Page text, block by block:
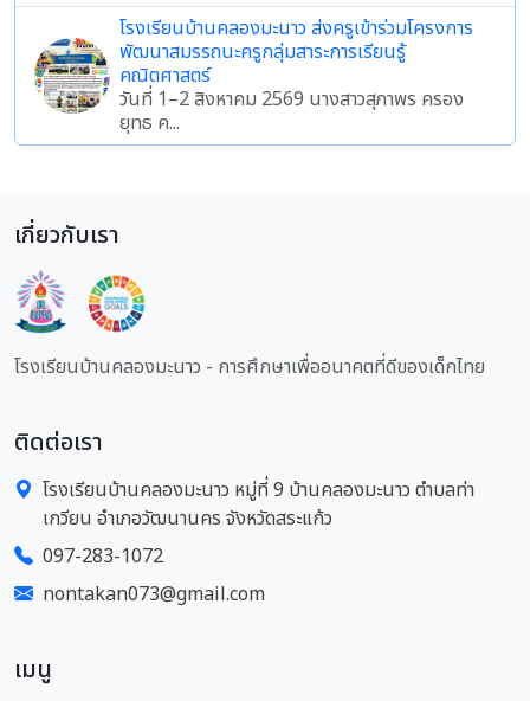
โรงเรียนบ้านคลองมะนาว ส่งครูเข้าร่วมโครงการ
พัฒนาสมรรถนะครูกลุ่มสาระการเรียนรู้
คณิตศาสตร์
วันที่ 1–2 สิงหาคม 2569 นางสาวสุภาพร ครอง
ยุทธ ค...
เกี่ยวกับเรา
โรงเรียนบ้านคลองมะนาว - การศึกษาเพื่ออนาคตที่ดีของเด็กไทย
ติดต่อเรา
โรงเรียนบ้านคลองมะนาว หมู่ที่ 9 บ้านคลองมะนาว ตำบลท่า
เกวียน อำเภอวัฒนานคร จังหวัดสระแก้ว
097-283-1072
nontakan073@gmail.com
เมนู